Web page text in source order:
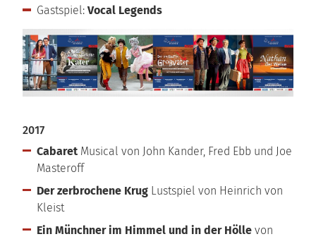
Gastspiel: Vocal Legends
2017
Cabaret Musical von John Kander, Fred Ebb und Joe
Masteroff
Der zerbrochene Krug Lustspiel von Heinrich von
Kleist
Ein Münchner im Himmel und in der Hölle von